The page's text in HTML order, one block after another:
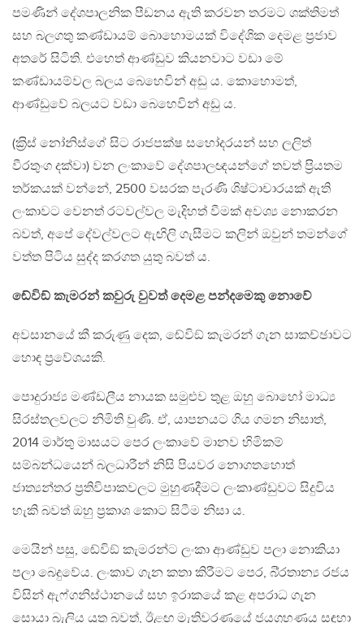
පමණින් දේශපාලනික පීඩනය ඇති කරවන තරමට ශක්තිමත්
සහ බලගතු කණ්ඩායම් බොහොමයක් විදේශික දෙමළ ප‍්‍රජාව
අතරේ සිටිති. එහෙත් ආණ්ඩුව කියනවාට වඩා මේ
කණ්ඩායම්වල බලය බෙහෙවින් අඩු ය. කොහොමත්,
ආණ්ඩුවේ බලයට වඩා බෙහෙවින් අඩු ය.
(ක‍්‍රිස් නෝනිස්ගේ සිට රාජපක්ෂ සහෝදරයන් සහ ලලිත්
වීරතුංග දක්වා) වන ලංකාවේ දේශපාලඥයන්ගේ තවත් ප‍්‍රියතම
තර්කයක් වන්නේ, 2500 වසරක පැරණි ශිෂ්ටාචාරයක් ඇති
ලංකාවට වෙනත් රටවල්වල මැදිහත් වීමක් අවශ්‍ය නොකරන
බවත්, අපේ දේවල්වලට ඇඟිලි ගැසීමට කලින් ඔවුන් තමන්ගේ
වත්ත පිටිය සුද්ද කරගත යුතු බවත් ය.
ඬේවිඞ් කැමරන් කවුරු වුවත් දෙමළ පන්දමෙකු නොවේ
අවසානයේ කී කරුණු දෙක, ඬේවිඞ් කැමරන් ගැන සාකච්ඡාවට
හොඳ ප‍්‍රවේශයකි.
පොදුරාජ්‍ය මණ්ඩලීය නායක සමුළුව තුළ ඔහු බොහෝ මාධ්‍ය
සිරස්තලවලට නිමිති වුණි. ඒ, යාපනයට ගිය ගමන නිසාත්,
2014 මාර්තු මාසයට පෙර ලංකාවේ මානව හිමිකම්
සම්බන්ධයෙන් බලධාරීන් නිසි පියවර නොගතහොත්
ජාත්‍යන්තර ප‍්‍රතිවිපාකවලට මුහුණදීමට ලංකාණ්ඩුවට සිදුවිය
හැකි බවත් ඔහු ප‍්‍රකාශ කොට සිටීම නිසා ය.
මෙයින් පසු, ඬේවිඞ් කැමරන්ට ලංකා ආණ්ඩුව පලා නොකියා
පලා බෙදුවේය. ලංකාව ගැන කතා කිරීමට පෙර, බි‍්‍රතාන්‍ය රජය
විසින් ඇෆ්ගනිස්ථානයේ සහ ඉරාකයේ කළ අපරාධ ගැන
සොයා බැලිය යුතු බවත්, ඊළඟ මැතිවරණයේ ජයග‍්‍රහණය සඳහා